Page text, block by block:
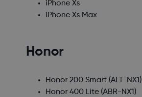
iPhone Xs
iPhone Xs Max
Honor
Honor 200 Smart(ALT-NX1)
Honor 400 Lite(ABR-NX1)